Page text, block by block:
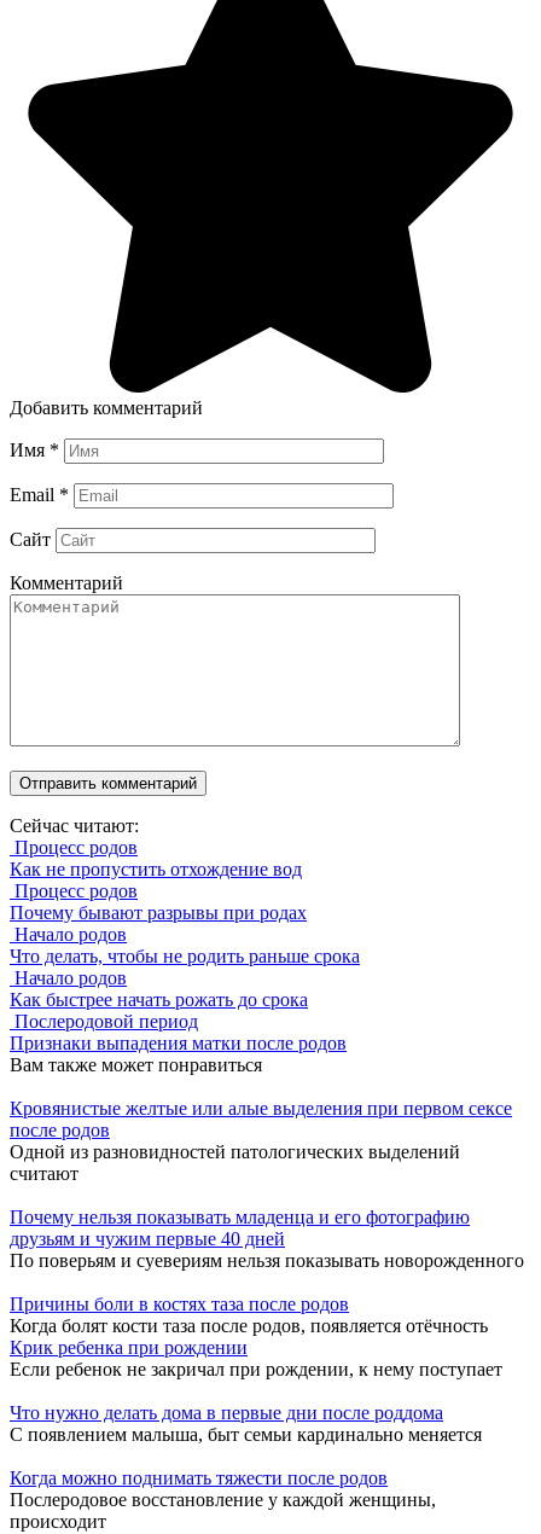
Добавить комментарий
Имя *
Email *
Сайт
Комментарий
Сейчас читают:
Процесс родов
Как не пропустить отхождение вод
Процесс родов
Почему бывают разрывы при родах
Начало родов
Что делать, чтобы не родить раньше срока
Начало родов
Как быстрее начать рожать до срока
Послеродовой период
Признаки выпадения матки после родов
Вам также может понравиться
Кровянистые желтые или алые выделения при первом сексе
после родов
Одной из разновидностей патологических выделений
считают
Почему нельзя показывать младенца и его фотографию
друзьям и чужим первые 40 дней
По поверьям и суевериям нельзя показывать новорожденного
Причины боли в костях таза после родов
Когда болят кости таза после родов, появляется отёчность
Крик ребенка при рождении
Если ребенок не закричал при рождении, к нему поступает
Что нужно делать дома в первые дни после роддома
С появлением малыша, быт семьи кардинально меняется
Когда можно поднимать тяжести после родов
Послеродовое восстановление у каждой женщины,
происходит